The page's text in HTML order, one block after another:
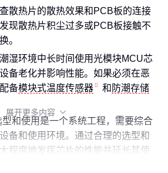
散热片的散热效果和PCB板的连接
现散热片积尘过多或PCB板接触不
。
湿环境中长时间使用光模块MCU芯
备老化并影响性能。如果必须在恶
备模块式温度传感器 和 防潮存储
和使用是一个系统工程，需要综合
备和使用环境。通过合理的选型和
程度地发挥芯片的性能并延长其使
展开更多内容 